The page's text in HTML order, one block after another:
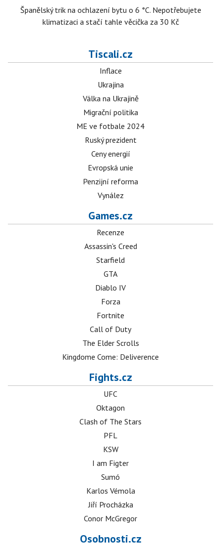
Španělský trik na ochlazení bytu o 6 °C. Nepotřebujete
klimatizaci a stačí tahle věcička za 30 Kč
Tiscali.cz
Inflace
Ukrajina
Válka na Ukrajině
Migrační politika
ME ve fotbale 2024
Ruský prezident
Ceny energií
Evropská unie
Penzijní reforma
Vynález
Games.cz
Recenze
Assassin's Creed
Starfield
GTA
Diablo IV
Forza
Fortnite
Call of Duty
The Elder Scrolls
Kingdome Come: Deliverence
Fights.cz
UFC
Oktagon
Clash of The Stars
PFL
KSW
I am Figter
Sumó
Karlos Vémola
Jiří Procházka
Conor McGregor
Osobnosti.cz